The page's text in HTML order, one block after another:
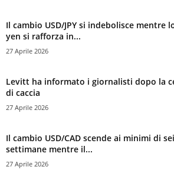
Il cambio USD/JPY si indebolisce mentre
yen si rafforza in...
27 Aprile 2026
Levitt ha informato i giornalisti dopo la
di caccia
27 Aprile 2026
Il cambio USD/CAD scende ai minimi di sei
settimane mentre il...
27 Aprile 2026